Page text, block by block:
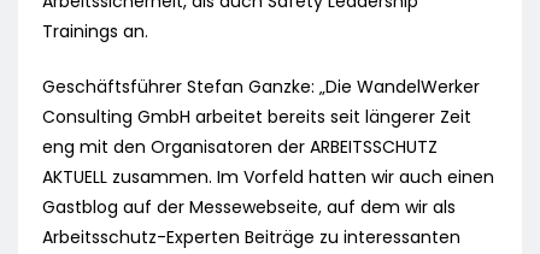
Trainings an.
Geschäftsführer Stefan Ganzke: „Die WandelWerker
Consulting GmbH arbeitet bereits seit längerer Zeit
eng mit den Organisatoren der ARBEITSSCHUTZ
AKTUELL zusammen. Im Vorfeld hatten wir auch einen
Gastblog auf der Messewebseite, auf dem wir als
Arbeitsschutz-Experten Beiträge zu interessanten